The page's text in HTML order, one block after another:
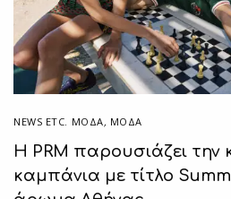
NEWS ETC. ΜΌΔΑ, ΜΟΔΑ
Η PRM παρουσιάζει την
καμπάνια με τίτλο